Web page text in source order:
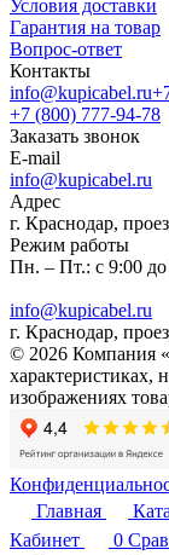
Условия доставки
Гарантия на товар
Вопрос-ответ
Контакты
info@kupicabel.ru
+7 (800) 777-94-78
Заказать звонок
E-mail
info@kupicabel.ru
Адрес
г. Краснодар,
Режим работы
Пн. – Пт.: с 9:00 до
info@kupicabel.ru
г. Краснодар,
© 2026 Компания
характеристиках,
изображениях
Главная
Кабинет
0